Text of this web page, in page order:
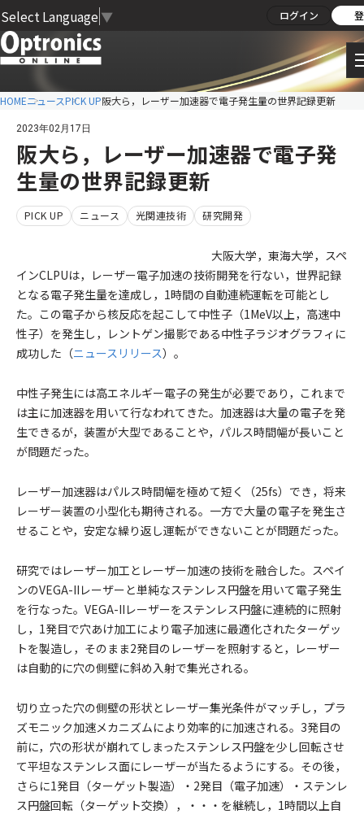
Select Language ▼ ログイン
HOMEニュースPICK UP阪大ら，レーザー加速器で電子発生量の世界記録更新
2023年02月17日
阪大ら，レーザー加速器で電子発
生量の世界記録更新
PICK UP ニュース 光関連技術 研究開発
大阪大学，東海大学，スペ
インCLPUは，レーザー電子加速の技術開発を行ない，世界記録
となる電子発生量を達成し，1時間の自動連続運転を可能とし
た。この電子から核反応を起こして中性子（1MeV以上，高速中
性子）を発生し，レントゲン撮影である中性子ラジオグラフィに
成功した（ニュースリリース）。
中性子発生には高エネルギー電子の発生が必要であり，これまで
は主に加速器を用いて行なわれてきた。加速器は大量の電子を発
生できるが，装置が大型であることや，パルス時間幅が長いこと
が問題だった。
レーザー加速器はパルス時間幅を極めて短く（25fs）でき，将来
レーザー装置の小型化も期待される。一方で大量の電子を発生さ
せることや，安定な繰り返し運転ができないことが問題だった。
研究ではレーザー加工とレーザー加速の技術を融合した。スペイ
ンのVEGA-IIレーザーと単純なステンレス円盤を用いて電子発生
を行なった。VEGA-IIレーザーをステンレス円盤に連続的に照射
し，1発目で穴あけ加工により電子加速に最適化されたターゲッ
トを製造し，そのまま2発目のレーザーを照射すると，レーザー
は自動的に穴の側壁に斜め入射で集光される。
切り立った穴の側壁の形状とレーザー集光条件がマッチし，プラ
ズモニック加速メカニズムにより効率的に加速される。3発目の
前に，穴の形状が崩れてしまったステンレス円盤を少し回転させ
て平坦なステンレス面にレーザーが当たるようにする。その後，
さらに1発目（ターゲット製造）・2発目（電子加速）・ステンレ
ス円盤回転（ターゲット交換），・・・を継続し，1時間以上自